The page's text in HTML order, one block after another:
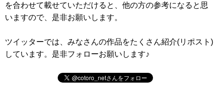
を合わせて載せていただけると、他の方の参考になると思
いますので、是非お願いします。
ツイッターでは、みなさんの作品をたくさん紹介(リポスト)
しています。是非フォローお願いします♪